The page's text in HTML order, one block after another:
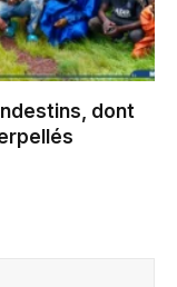
dont